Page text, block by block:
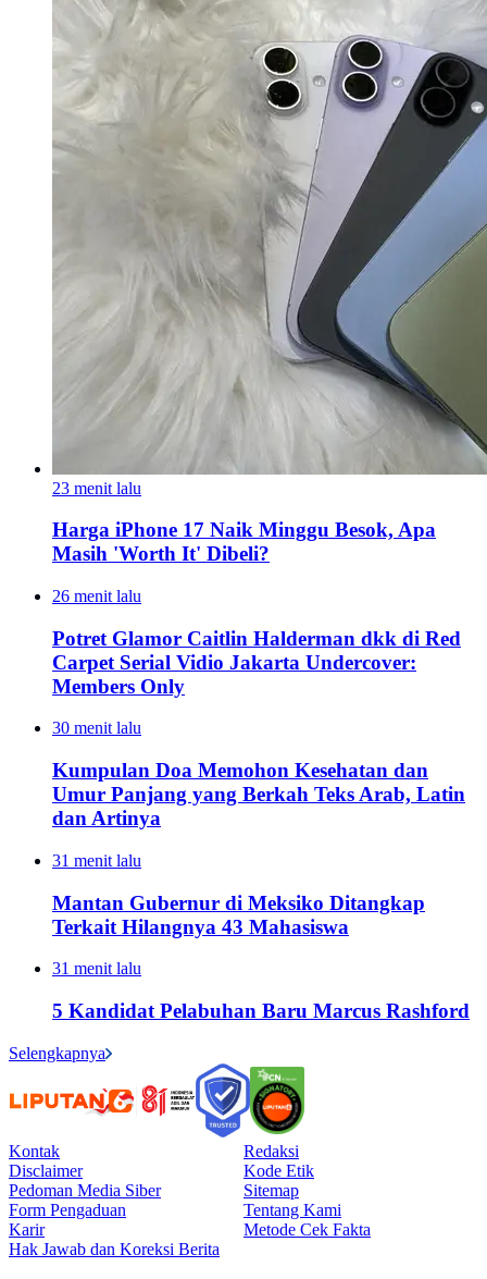
23 menit lalu
Harga iPhone 17 Naik Minggu Besok, Apa
Masih 'Worth It' Dibeli?
26 menit lalu
Potret Glamor Caitlin Halderman dkk di Red
Carpet Serial Vidio Jakarta Undercover:
Members Only
30 menit lalu
Kumpulan Doa Memohon Kesehatan dan
Umur Panjang yang Berkah Teks Arab, Latin
dan Artinya
31 menit lalu
Mantan Gubernur di Meksiko Ditangkap
Terkait Hilangnya 43 Mahasiswa
31 menit lalu
5 Kandidat Pelabuhan Baru Marcus Rashford
Selengkapnya
Kontak
Redaksi
Disclaimer
Kode Etik
Pedoman Media Siber
Sitemap
Form Pengaduan
Tentang Kami
Karir
Metode Cek Fakta
Hak Jawab dan Koreksi Berita